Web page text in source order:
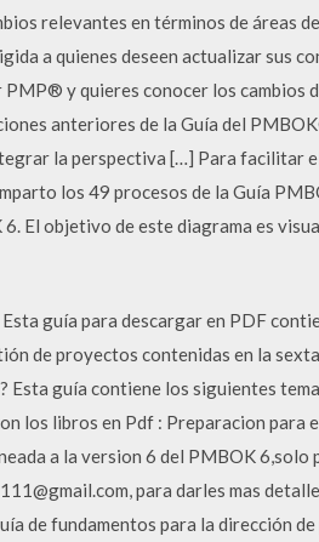
relevantes en términos de áreas
a quienes deseen actualizar sus
PMP® y quieres conocer los
anteriores de la Guía del
la perspectiva […] Para facilitar
los 49 procesos de la Guía
El objetivo de este diagrama es
guía para descargar en PDF
de proyectos contenidas en la
Esta guía contiene los siguientes
los libros en Pdf : Preparacion para
a la version 6 del PMBOK
para darles mas
de fundamentos para la dirección